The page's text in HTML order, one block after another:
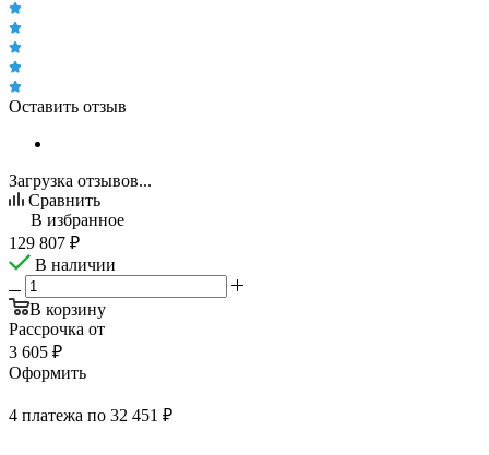
Оставить отзыв
Загрузка отзывов...
Сравнить
В избранное
129 807 ₽
В наличии
В корзину
Рассрочка от
3 605 ₽
Оформить
4 платежа по 32 451 ₽